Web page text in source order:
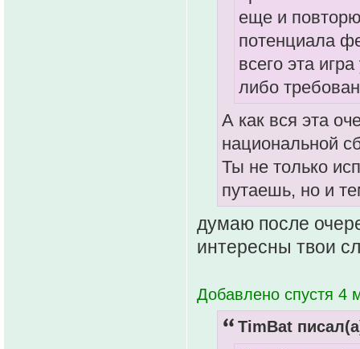
еще и
потенциала
всего эта
либо
А как вся эта
национальной
Ты не только
путаешь, но и
думаю после
интересны твои
Добавлено спустя 4
TimBat